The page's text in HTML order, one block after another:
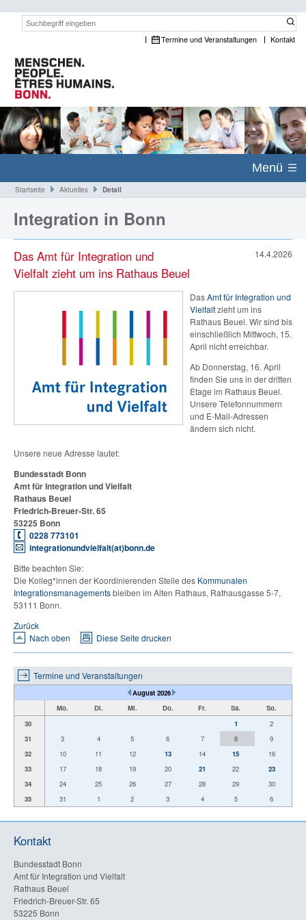
Suchwort:
Termine und Veranstaltungen Kontakt
Menü
Startseite Aktuelles Detail
Integration in Bonn
14.4.2026
Das Amt für Integration und
Vielfalt zieht um ins Rathaus Beuel
DasAmt für Integration und
Vielfaltzieht um ins
Rathaus Beuel. Wir sind bis
einschließlich Mittwoch, 15.
April nicht erreichbar.
Ab Donnerstag, 16. April
finden Sie uns in der dritten
Etage im Rathaus Beuel.
Unsere Telefonnummern
und E-Mail-Adressen
ändern sich nicht.
Unsere neue Adresse lautet:
Bundesstadt Bonn
Amt für Integration und Vielfalt
Rathaus Beuel
Friedrich-Breuer-Str. 65
53225 Bonn
0228 773101
integrationundvielfalt(at)bonn.de
Bitte beachten Sie:
Die Kolleg*innen der Koordinierenden Stelle des Kommunalen
Integrationsmanagementsbleiben im Alten Rathaus, Rathausgasse 5-7,
53111 Bonn.
Zurück
Nach oben
Diese Seite drucken
Termine und Veranstaltungen
August 2026
Mo.
Di. Mi. Do. Fr. Sa.
So.
30
1
2
31
3 4 5 6 7 8
9
32
10 11 12 13 14 15
16
33
17 18 19 20 21 22
23
34
24 25 26 27 28 29
30
35
31 1 2 3 4 5 6
Kontakt
Bundesstadt Bonn
Amt für Integration und Vielfalt
Rathaus Beuel
Friedrich-Breuer-Str. 65
53225 Bonn